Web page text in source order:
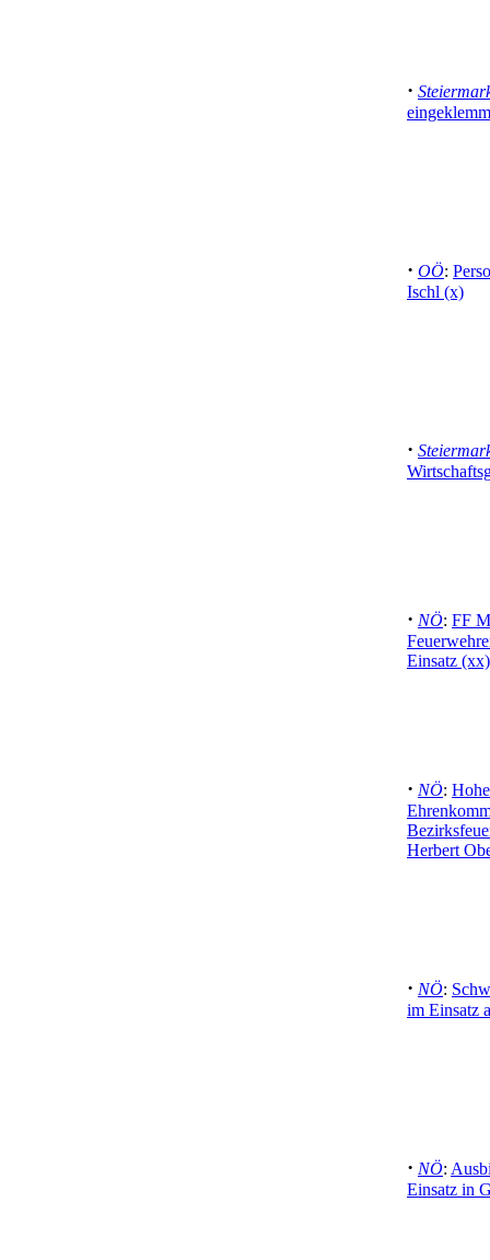
·
· OÖ:
Ischl (x)
·
· NÖ: FF
Einsatz (xx)
· NÖ:
Herbert
· NÖ:
im Einsatz
· NÖ:
Einsatz in